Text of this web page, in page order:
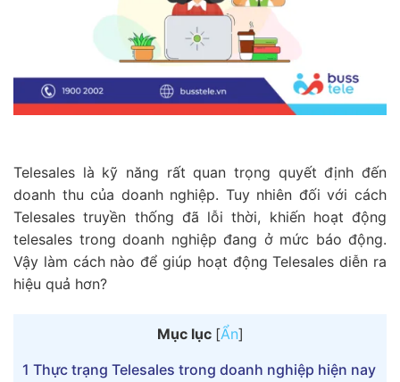
Telesales là kỹ năng rất quan trọng quyết định đến
doanh thu của doanh nghiệp. Tuy nhiên đối với cách
Telesales truyền thống đã lỗi thời, khiến hoạt động
telesales trong doanh nghiệp đang ở mức báo động.
Vậy làm cách nào để giúp hoạt động Telesales diễn ra
hiệu quả hơn?
Mục lục [Ẩn]
1 Thực trạng Telesales trong doanh nghiệp hiện nay